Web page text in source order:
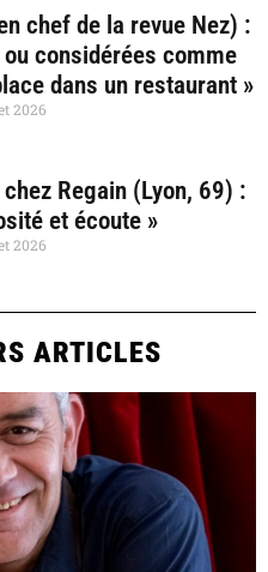
chef de la revue Nez) :
considérées comme
dans un restaurant »
2026
Regain (Lyon, 69) :
et écoute »
2026
ARTICLES